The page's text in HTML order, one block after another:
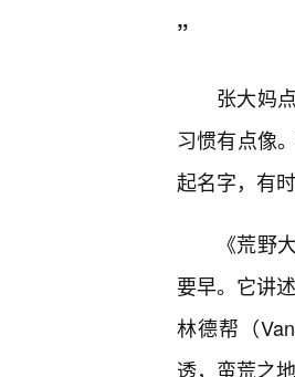
”
张大妈
习惯有点像
起名字，有
《荒野
要早。它讲
林德帮（
透，蛮荒之